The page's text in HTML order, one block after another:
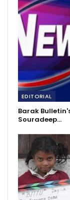
EDITORIAL
Barak
Souradeep…